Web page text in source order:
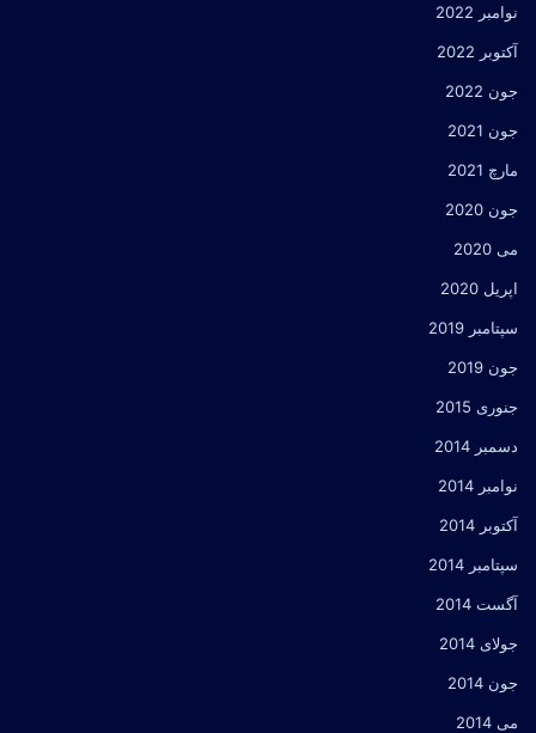
نوامبر 2022
آکتوبر 2022
جون 2022
جون 2021
مارچ 2021
جون 2020
می 2020
اپریل 2020
سپتامبر 2019
جون 2019
جنوری 2015
دسمبر 2014
نوامبر 2014
آکتوبر 2014
سپتامبر 2014
آگست 2014
جولای 2014
جون 2014
می 2014